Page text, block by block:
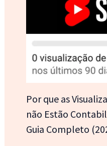
Por que as
não Estão
Guia Completo